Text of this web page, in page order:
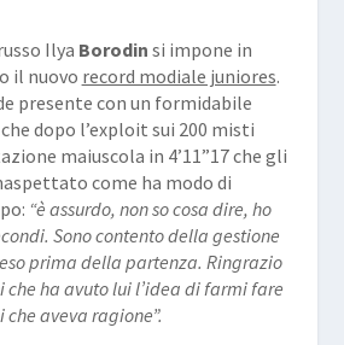
Ilya Borodin si impone in
il nuovo record modiale juniores.
presente con un formidabile
dopo l’exploit sui 200 misti
maiuscola in 4’11”17 che gli
come ha modo di
“è assurdo, non so cosa dire, ho
Sono contento della gestione
prima della partenza. Ringrazio
che ha avuto lui l’idea di farmi fare
aveva ragione”.